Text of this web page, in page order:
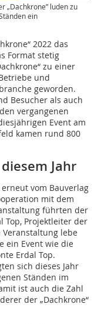
„Dachkrone” luden zu
ein
2022 das
Format stetig
zu einer
und
geworden.
Besucher als auch
vergangenen
Event am
kamen rund 800
Jahr
vom Bauverlag
mit dem
führten der
Top, Projektleiter der
Veranstaltung lebe
ein Event wie die
Erdal Top.
sich dieses Jahr
Ständen im
ist auch die Zahl
der „Dachkrone“